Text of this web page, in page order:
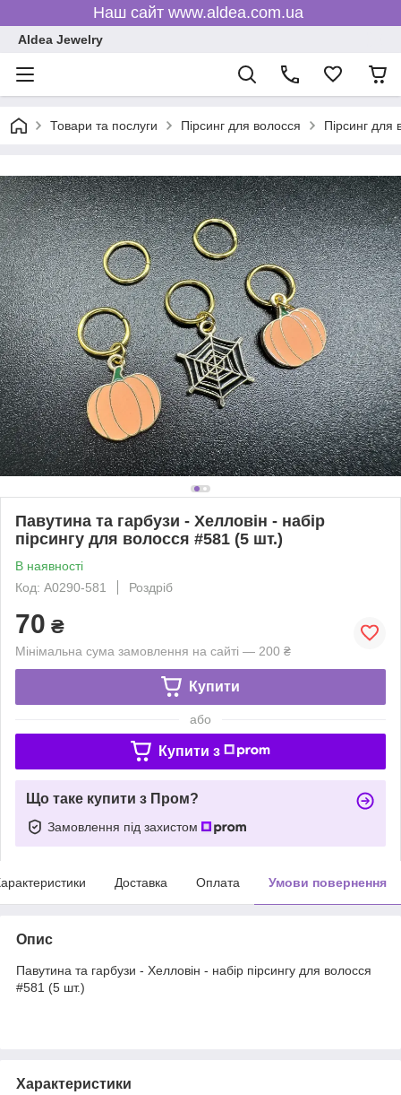
Наш сайт www.aldea.com.ua
Aldea Jewelry
Товари та послуги Пірсинг для волосся Пірсинг для
Павутина та гарбузи - Хелловін - набір
пірсингу для волосся #581 (5 шт.)
В наявності
Код: A0290-581
Роздріб
70 ₴
Мінімальна сума замовлення на сайті — 200 ₴
Купити
або
Купити з
Що таке купити з Пром?
Замовлення під захистом
Доставка Оплата Умови повернення
Опис
Павутина та гарбузи - Хелловін - набір пірсингу для волосся
#581 (5 шт.)
Характеристики